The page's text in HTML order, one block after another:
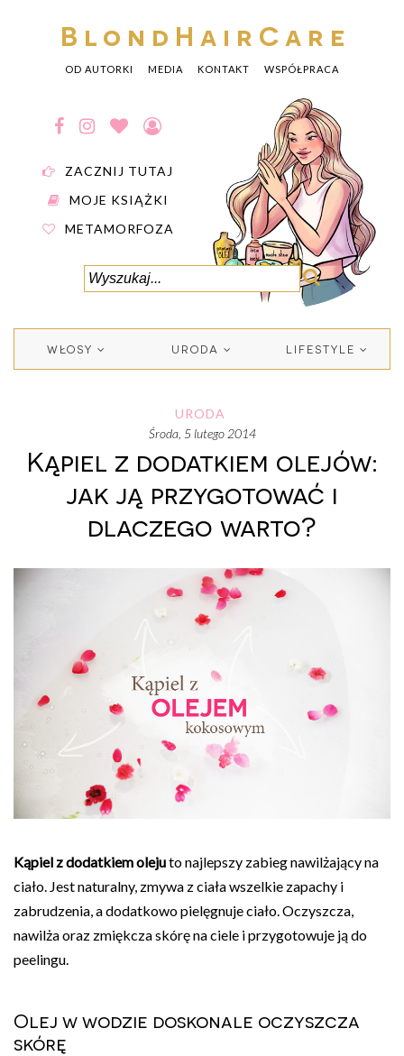
BlondHairCare
OD AUTORKI MEDIA KONTAKT WSPÓŁPRACA
ZACZNIJ TUTAJ
MOJE KSIĄŻKI
METAMORFOZA
WŁOSY URODA LIFESTYLE
URODA
środa, 5 lutego 2014
Kąpiel z dodatkiem olejów:
jak ją przygotować i
dlaczego warto?
Kąpiel z dodatkiem olejuto najlepszy zabieg nawilżający na
ciało. Jest naturalny, zmywa z ciała wszelkie zapachy i
zabrudzenia, a dodatkowo pielęgnuje ciało. Oczyszcza,
nawilża oraz zmiękcza skórę na ciele i przygotowuje ją do
peelingu.
Olej w wodzie doskonale oczyszcza
skórę